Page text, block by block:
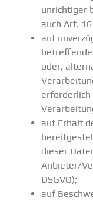
unrichtiger
auch Art. 16
auf
oder,
erforderlich
auf Erhalt
dieser
Anbieter/
DSGVO);
auf